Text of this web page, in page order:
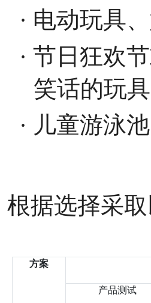
· 电动玩具
· 节日狂欢
笑话的玩
· 儿童游泳池
根据选择采
方案
产品测试